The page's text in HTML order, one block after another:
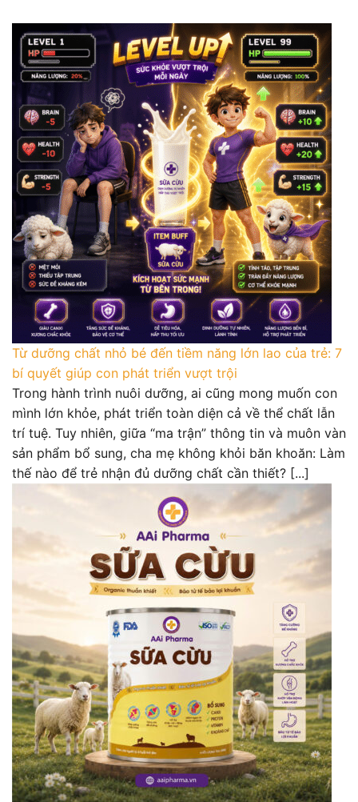
Từ dưỡng chất nhỏ bé đến tiềm năng lớn lao của trẻ: 7
bí quyết giúp con phát triển vượt trội
Trong hành trình nuôi dưỡng, ai cũng mong muốn con
mình lớn khỏe, phát triển toàn diện cả về thể chất lẫn
trí tuệ. Tuy nhiên, giữa “ma trận” thông tin và muôn vàn
sản phẩm bổ sung, cha mẹ không khỏi băn khoăn: Làm
thế nào để trẻ nhận đủ dưỡng chất cần thiết? [...]